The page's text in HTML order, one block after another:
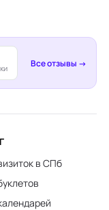
Все отзывы →
в СПб